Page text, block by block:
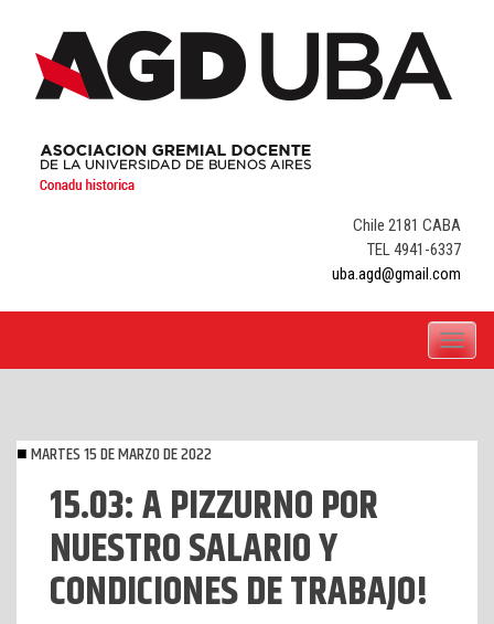
content
Chile 2181 CABA
TEL 4941-6337
uba.agd@gmail.com
Toggle
MARTES 15 DE MARZO DE 2022
15.03: A PIZZURNO POR
NUESTRO SALARIO Y
CONDICIONES DE TRABAJO!